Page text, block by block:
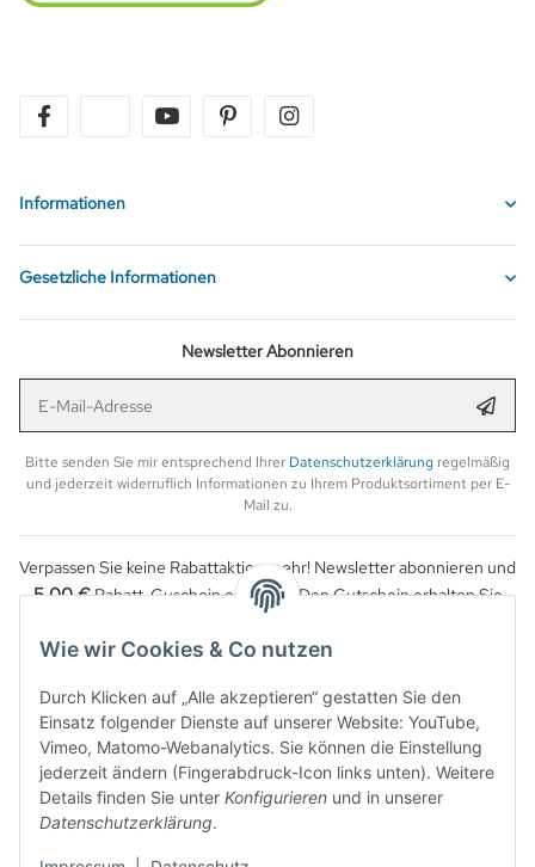
Wie wir Cookies & Co nutzen
Durch Klicken auf „Alle akzeptieren“ gestatten Sie den
Einsatz folgender Dienste auf unserer Website: YouTube,
Vimeo, Matomo-Webanalytics. Sie können die Einstellung
jederzeit ändern (Fingerabdruck-Icon links unten). Weitere
Details finden Sie unter Konfigurieren und in unserer
Datenschutzerklärung.
twitter youtube pinterest
Informationen
Gesetzliche Informationen
Newsletter Abonnieren
Bitte senden Sie mir entsprechend Ihrer Datenschutzerklärung regelmäßig
und jederzeit widerruflich Informationen zu Ihrem Produktsortiment per E-
Mail zu.
Verpassen Sie keine Rabattaktion mehr! Newsletter abonnieren und
5,00 €Rabatt-Guschein erhalten. Den Gutschein erhalten Sie
per Email nach der erfolgreichen Bestätigung Ihrer Email-Adresse.